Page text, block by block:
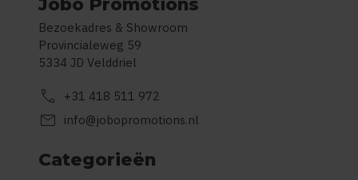
Bezoekadres & Showroom
Provincialeweg 59
5334 JD Velddriel
call +31 418 511 972
mail info@jobopromotions.nl
Categorieën